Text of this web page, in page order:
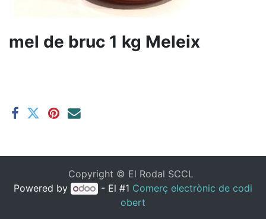
mel de bruc 1 kg Meleix
Copyright © El Rodal SCCL
Powered by
- El #1 Comerç electrònic de codi
obert